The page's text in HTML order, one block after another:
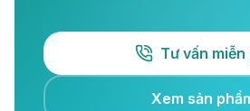
Tư vấn miễn
Xem sản